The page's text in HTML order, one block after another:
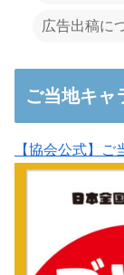
広告出稿に
ご当地キャ
【協会公式】ご